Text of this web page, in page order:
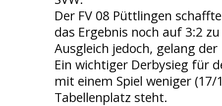
Der FV 08 Püttlingen
das Ergebnis noch auf 3:2
Ausgleich jedoch, gelang
Ein wichtiger Derbysieg für
mit einem Spiel weniger
Tabellenplatz steht.